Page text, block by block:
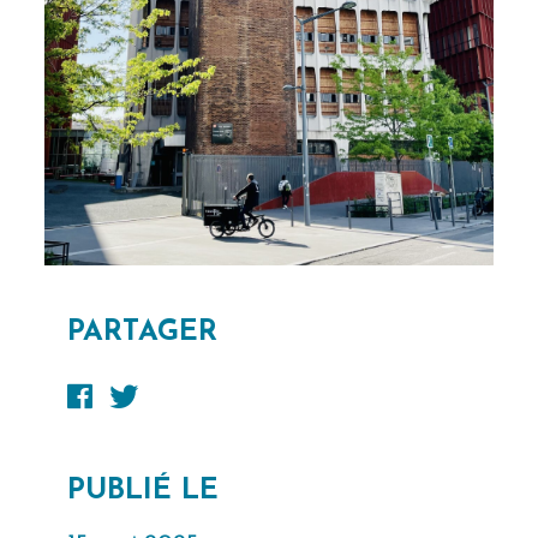
PARTAGER
PUBLIÉ LE